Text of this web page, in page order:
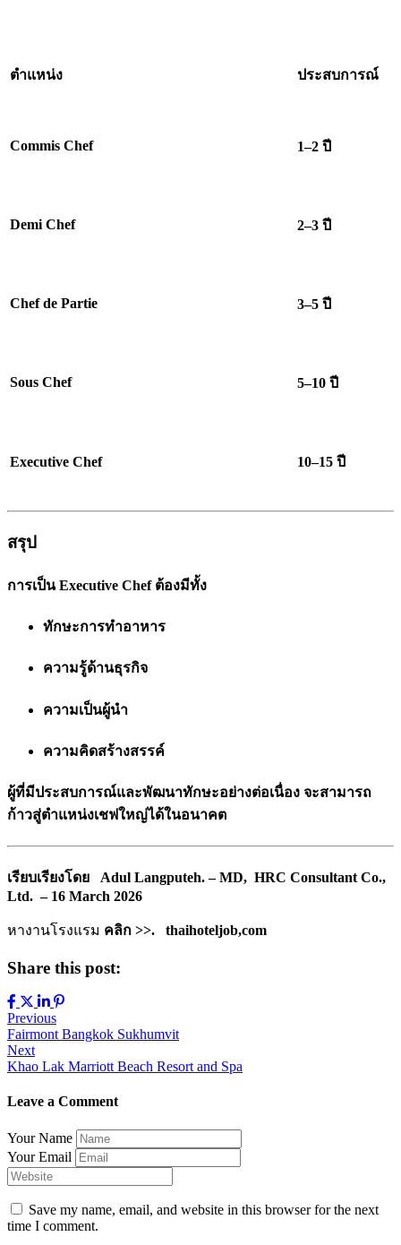
ตำแหน่ง ประสบการณ์
Commis Chef 1–2 ปี
Demi Chef 2–3 ปี
Chef de Partie 3–5 ปี
Sous Chef 5–10 ปี
Executive Chef 10–15 ปี
สรุป
การเป็น Executive Chef ต้องมีทั้ง
ทักษะการทำอาหาร
ความรู้ด้านธุรกิจ
ความเป็นผู้นำ
ความคิดสร้างสรรค์
ผู้ที่มีประสบการณ์และพัฒนาทักษะอย่างต่อเนื่อง จะสามารถ
ก้าวสู่ตำแหน่งเชฟใหญ่ได้ในอนาคต
เรียบเรียงโดย Adul Langputeh. – MD, HRC Consultant Co.,
Ltd. – 16 March 2026
หางานโรงแรม คลิก >>. thaihoteljob,com
Share this post:
Previous
Fairmont Bangkok Sukhumvit
Next
Khao Lak Marriott Beach Resort and Spa
Leave a Comment
Your Name
Your Email
Save my name, email, and website in this browser for the next
time I comment.